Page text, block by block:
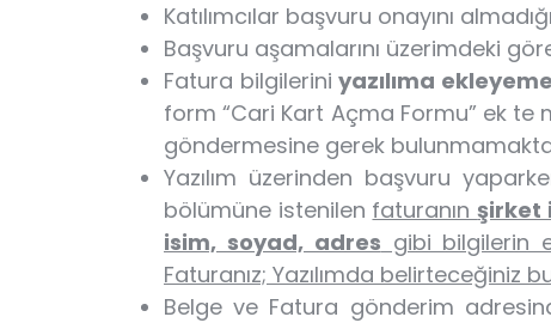
Katılımcılar başvuru onayını
Başvuru aşamalarını üzerimdeki
Fatura bilgileriniyazılıma
form “Cari Kart Açma Formu” ek te
göndermesine gerek
Yazılım üzerinden başvuru
bölümüne istenilen faturanınşirket
isim, soyad, adres gibi bilgilerin
Faturanız; Yazılımda
Belge ve Fatura gönderim